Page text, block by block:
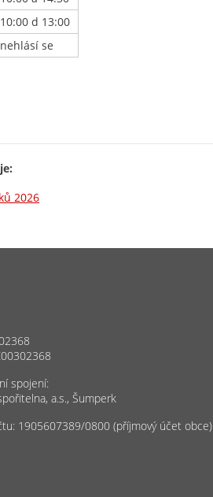
10:00 d 13:00
nehlásí se
2026
spojení:
a.s., Šumperk
1905607389/0800 (příjmový účet obce)